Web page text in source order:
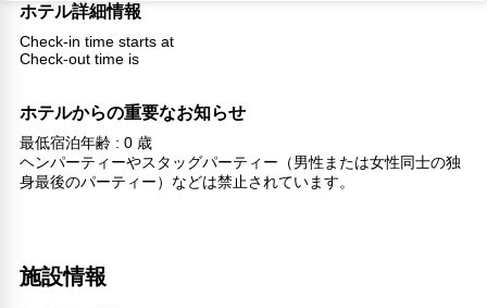
ホテル詳細情報
Check-in time starts at
Check-out time is
ホテルからの重要なお知らせ
最低宿泊年齢 : 0 歳
ヘンパーティーやスタッグパーティー（男性または女性同士の独
身最後のパーティー）などは禁止されています。
施設情報